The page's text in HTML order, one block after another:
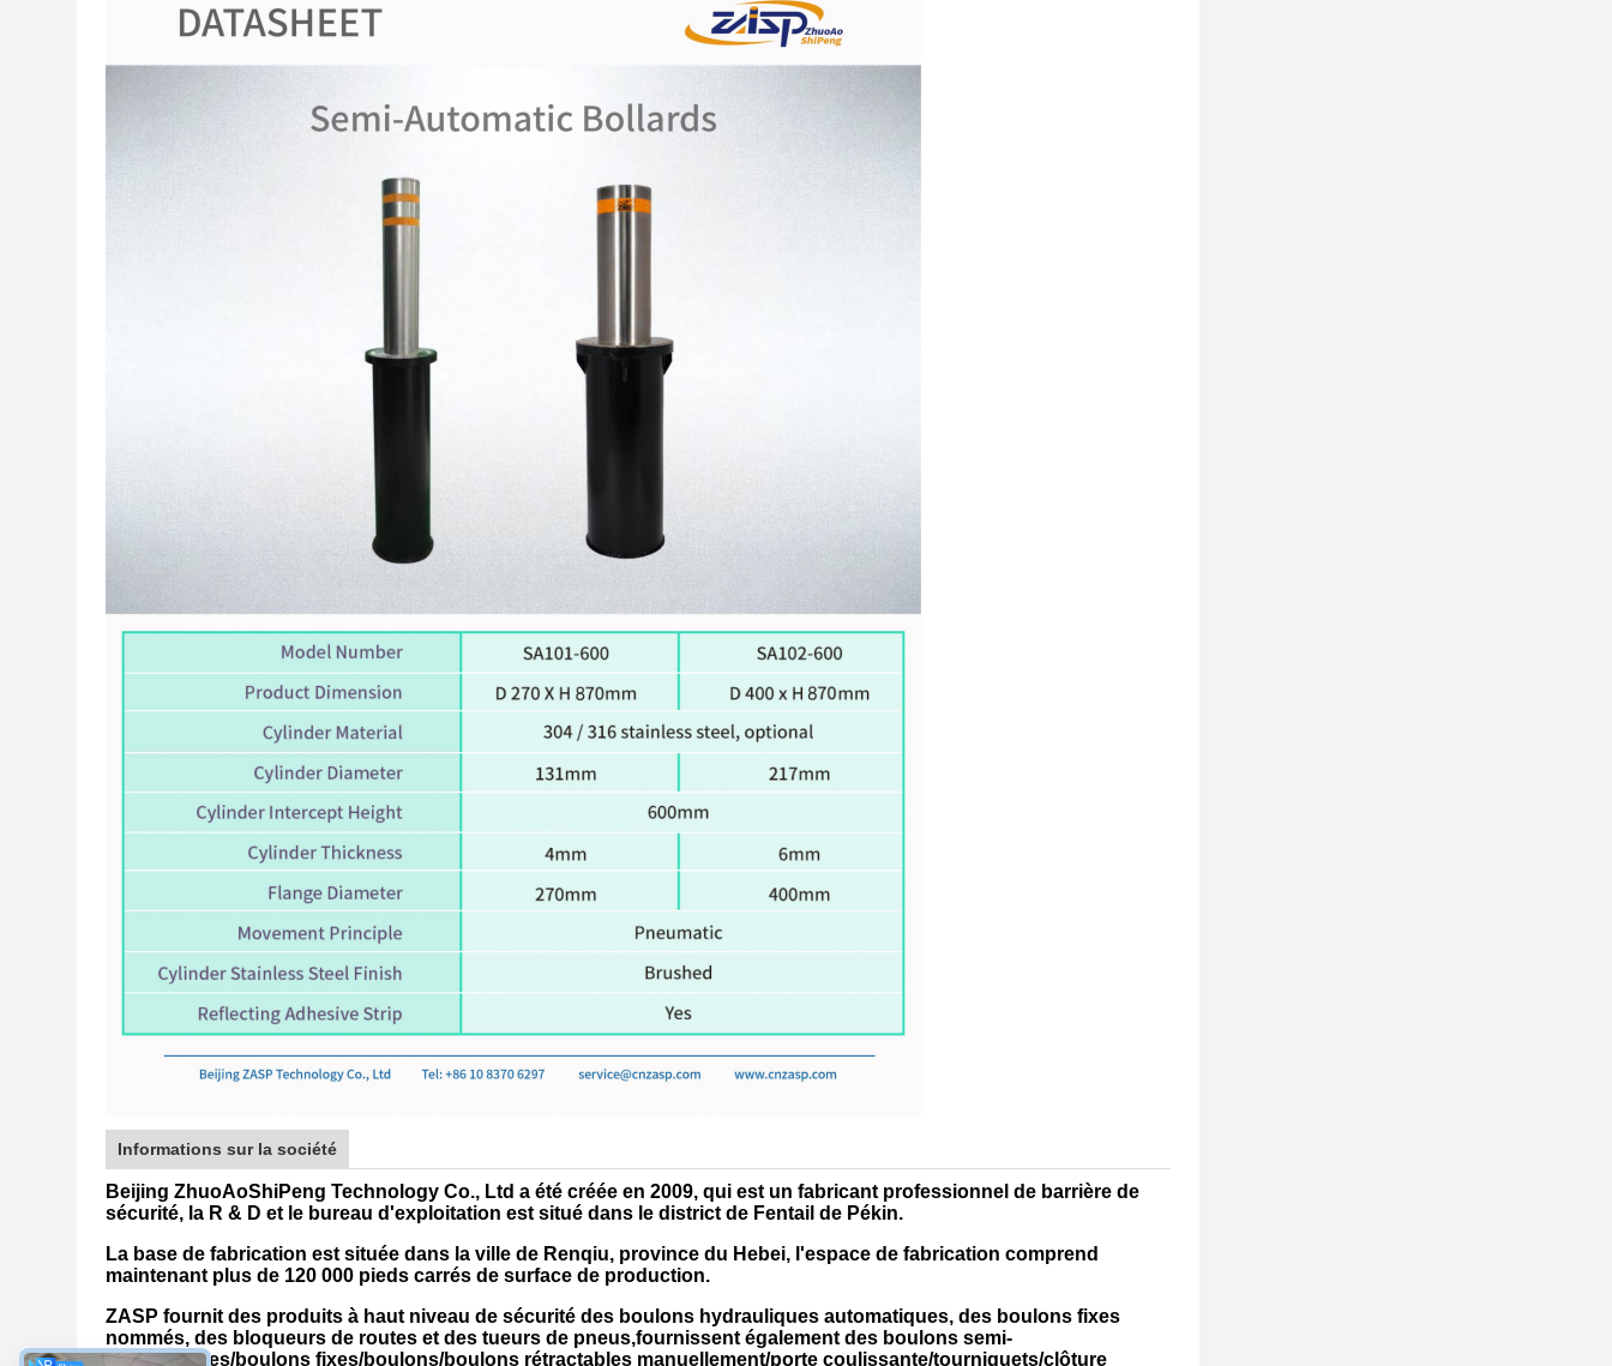
Informations sur la société
Beijing ZhuoAoShiPeng Technology Co., Ltd a été créée en 2009, qui est un fabricant professionnel de barrière de
sécurité, la R & D et le bureau d'exploitation est situé dans le district de Fentail de Pékin.
La base de fabrication est située dans la ville de Renqiu, province du Hebei, l'espace de fabrication comprend
maintenant plus de 120 000 pieds carrés de surface de production.
ZASP fournit des produits à haut niveau de sécurité des boulons hydrauliques automatiques, des boulons fixes
nommés, des bloqueurs de routes et des tueurs de pneus,fournissent également des boulons semi-
automatiques/boulons fixes/boulons/boulons rétractables manuellement/porte coulissante/tourniquets/clôture